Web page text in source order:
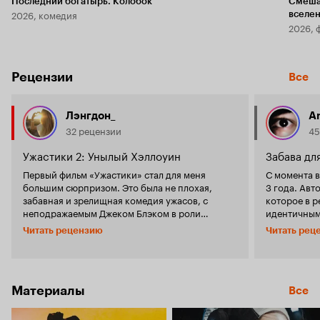
2026, комедия
2026,
Рецензии Все
Лэнгдон_
32 рецензии
Ужастики 2: Унылый Хэллоуин
Первый фильм «Ужастики» стал для меня
большим сюрпризом. Это была не плохая,
забавная и зрелищная комедия ужасов, с
неподражаемым Джеком Блэком в роли
реального автора Стайна, чьи книги для
подростков были распроданы сотнями
доме недописанную книгу о Хэллоуине и
страшную куклу. И вместо того, чтобы этот
хлам выбросить, они его забирают, а куклу
Читать рецензию
Забава
С момента
3 года.
которое в
динамике с
продукт
Читать
Материалы Все